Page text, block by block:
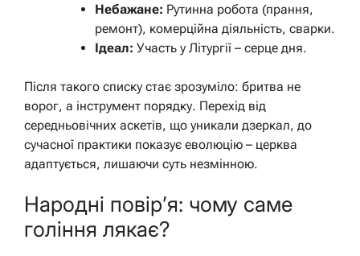
Небажане: Рутинна робота (прання,
ремонт), комерційна діяльність, сварки.
Ідеал: Участь у Літургії – серце дня.
Після такого списку стає зрозуміло: бритва не
ворог, а інструмент порядку. Перехід від
середньовічних аскетів, що уникали дзеркал, до
сучасної практики показує еволюцію – церква
адаптується, лишаючи суть незмінною.
Народні повір’я: чому саме
гоління лякає?